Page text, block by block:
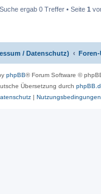
ergab 0 Treffer • Seite 1
/ Datenschutz)
phpBB® Forum Software ©
Übersetzung durch
| Nutzungsbedingungen